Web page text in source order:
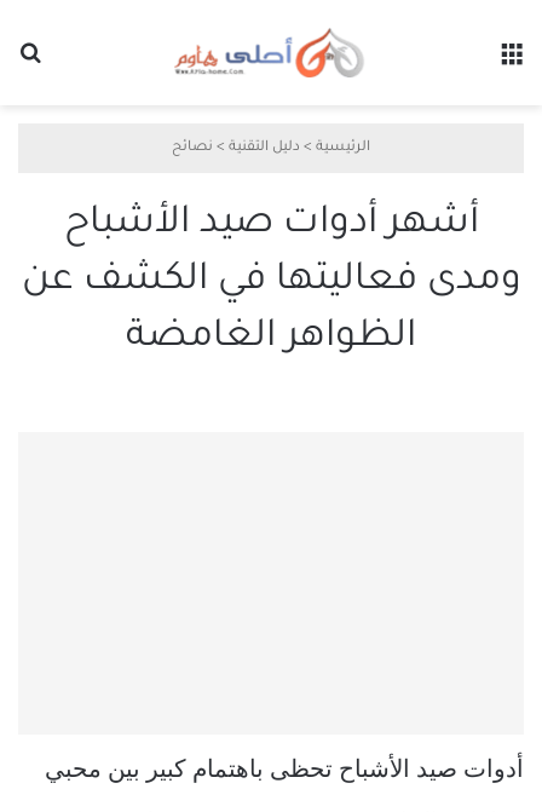
الرئيسية > دليل التقنية > نصائح
أشهر أدوات صيد الأشباح
ومدى فعاليتها في الكشف عن
الظواهر الغامضة
أدوات صيد الأشباح تحظى باهتمام كبير بين محبي